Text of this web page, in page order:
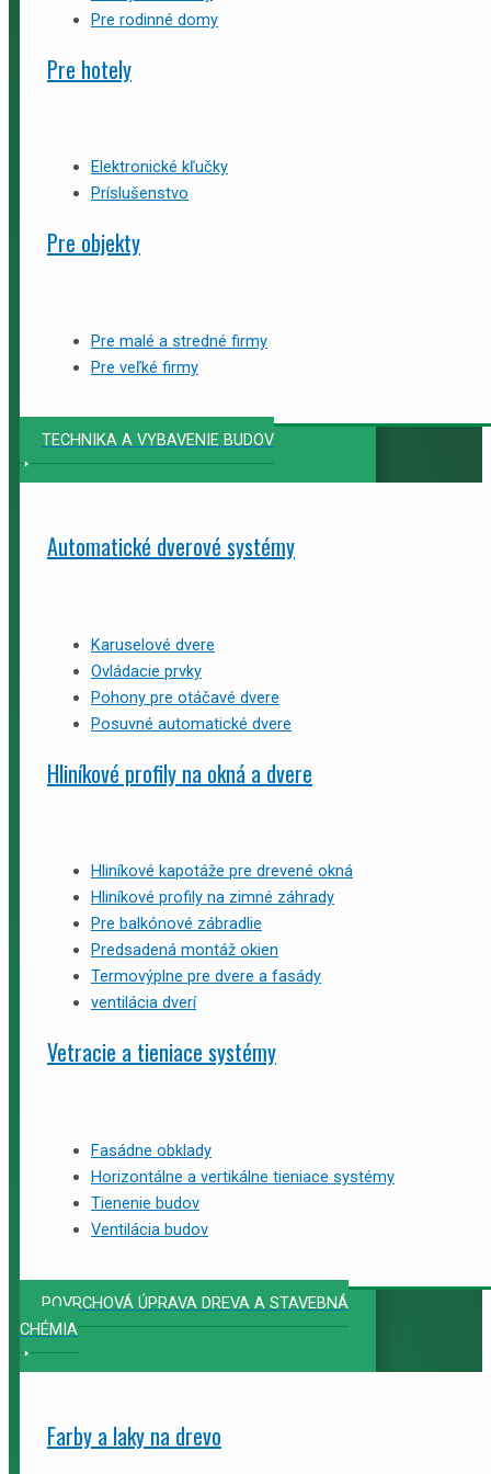
Pre rodinné domy
Pre hotely
Elektronické kľučky
Príslušenstvo
Pre objekty
Pre malé a stredné firmy
Pre veľké firmy
TECHNIKA A VYBAVENIE BUDOV
Automatické dverové systémy
Karuselové dvere
Ovládacie prvky
Pohony pre otáčavé dvere
Posuvné automatické dvere
Hliníkové profily na okná a dvere
Hliníkové kapotáže pre drevené okná
Hliníkové profily na zimné záhrady
Pre balkónové zábradlie
Predsadená montáž okien
Termovýplne pre dvere a fasády
ventilácia dverí
Vetracie a tieniace systémy
Fasádne obklady
Horizontálne a vertikálne tieniace systémy
Tienenie budov
Ventilácia budov
POVRCHOVÁ ÚPRAVA DREVA A STAVEBNÁ
CHÉMIA
Farby a laky na drevo